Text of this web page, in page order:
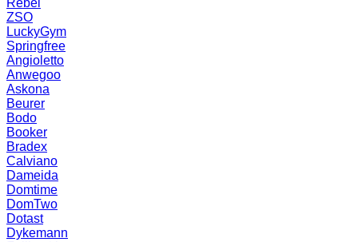
Rebel
ZSO
LuckyGym
Springfree
Angioletto
Anwegoo
Askona
Beurer
Bodo
Booker
Bradex
Calviano
Dameida
Domtime
DomTwo
Dotast
Dykemann